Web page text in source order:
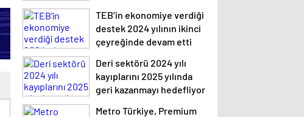
Oluyor
TEB’in ekonomiye verdiği
destek 2024 yılının ikinci
çeyreğinde devam etti
Deri sektörü 2024 yılı
kayıplarını 2025 yılında
geri kazanmayı hedefliyor
Metro Türkiye, Premium